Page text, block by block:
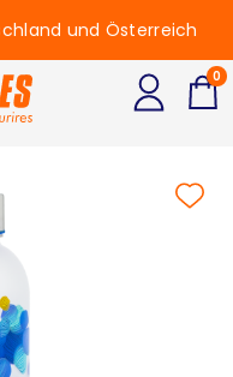
und Österreich
0